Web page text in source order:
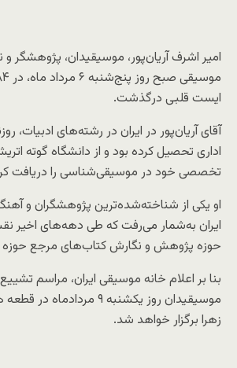
امیر اشرف آریان‌پور، موسیقیدان،
ایست قلبی درگذشت.
آقای آریان‌پور در ایران در رشته‌های ادبیات،
اداری تحصیل کرده بود و از دانشگاه گوته
تخصصی خود در موسیقی‌شناسی را دریافت
او یکی از شناخته‌شده‌ترین پژوهشگران و
ایران به‌شمار می‌رفت که طی دهه‌های اخیر
حوزه پژوهش و نگارش کتاب‌های مرجع
بنا بر اعلام خانه موسیقی ایران، مراسم
موسیقیدان روز یکشنبه ۹
زهرا برگزار خواهد شد.